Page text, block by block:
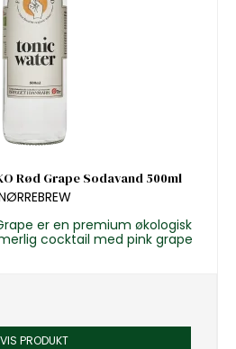
Rød Grape Sodavand 500ml
er en premium økologisk
cocktail med pink grape
VIS PRODUKT